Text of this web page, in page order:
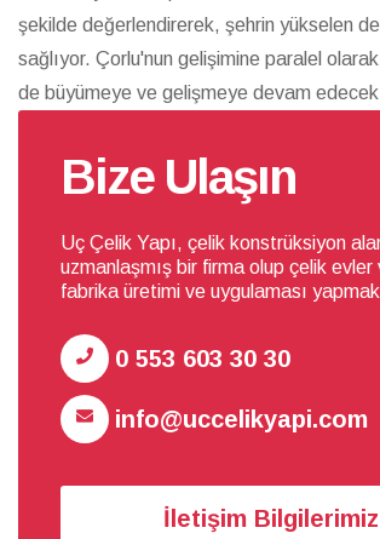
şekilde değerlendirerek, şehrin yükselen
sağlıyor. Çorlu'nun gelişimine paralel
de büyümeye ve gelişmeye devam
Bize Ulaşın
Uç Çelik Yapı, çelik konstrüksiyon
uzmanlaşmış bir firma olup çelik evler
fabrika üretimi ve uygulaması
0 553 603 30 30
info@uccelikyapi.com
İletişim Bilgilerimiz